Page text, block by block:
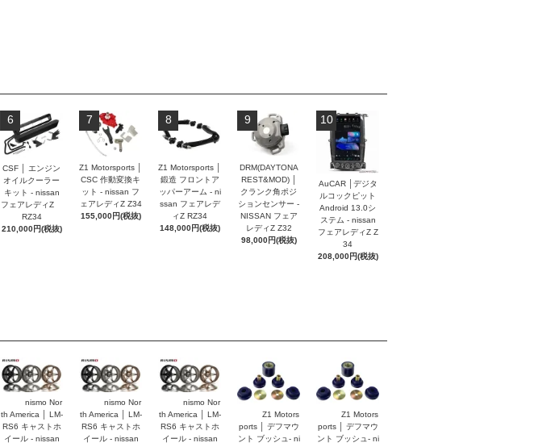
6
CSF │ エンジン
オイルクーラー
キット - nissan
フェアレディZ
RZ34
210,000円(税抜)
7
Z1 Motorsports │
CSC 作動変換キ
ット - nissan フ
ェアレディZ Z34
155,000円(税抜)
8
Z1 Motorsports │
鍛造 フロントア
ッパーアーム - ni
ssan フェアレデ
ィZ RZ34
148,000円(税抜)
9
DRM(DAYTONA
REST&MOD) │
クランク角ポジ
ションセンサー -
NISSAN フェア
レディZ Z32
98,000円(税抜)
10
AuCAR │デジタ
ルコックピット
Android 13.0シ
ステム - nissan
フェアレディZ Z
34
208,000円(税抜)
nismo Nor
th America │ LM-
RS6 キャストホ
イール - nissan
nismo Nor
th America │ LM-
RS6 キャストホ
イール - nissan
nismo Nor
th America │ LM-
RS6 キャストホ
イール - nissan
Z1 Motors
ports │ デフマウ
ント ブッシュ- ni
Z1 Motors
ports │ デフマウ
ント ブッシュ- ni